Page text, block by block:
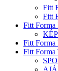
Fitt
Fitt
Fitt
Fitt
Fitt